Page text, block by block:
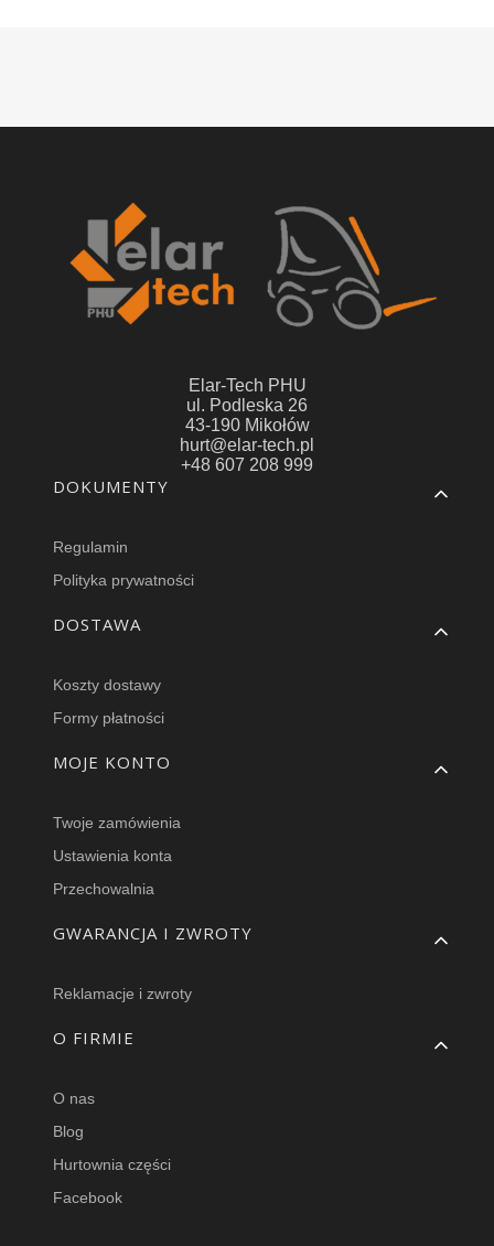
Elar-Tech PHU
ul. Podleska 26
43-190 Mikołów
hurt@elar-tech.pl
+48 607 208 999
Linki w stopce
DOKUMENTY
Regulamin
Polityka prywatności
DOSTAWA
Koszty dostawy
Formy płatności
MOJE KONTO
Twoje zamówienia
Ustawienia konta
Przechowalnia
GWARANCJA I ZWROTY
Reklamacje i zwroty
O FIRMIE
O nas
Blog
Hurtownia części
Facebook